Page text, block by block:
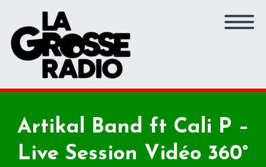
Artikal Band ft Cali P –
Live Session Vidéo 360°